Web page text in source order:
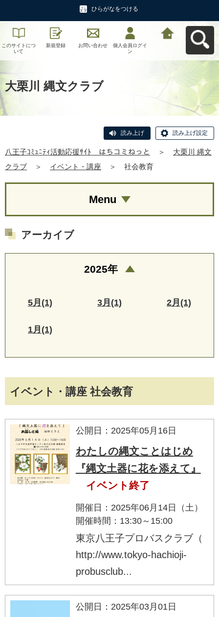
ひらがなをつける
このサイトにつ
いて
新規登録 お問い合わせ
個人会員ログイ
ン
大栗川 縄文クラブ
読み上げ 読み上げ設定
八王子ｺﾐｭﾆﾃｨ活動応援ｻｲﾄ はちコミねっと ＞
大栗川 縄文
クラブ
＞ イベント・講座 ＞ 社会教育
イベント・講座 社会教育
公開日：2025年05月16日
わたしの縄文ことはじめ
『縄文土器に花を添えて』
イベント終了
開催日：2025年06月14日（土）
開催時間：13:30～15:00
東京八王子プロバスクラブ（
http://www.tokyo-hachioji-
probusclub...
公開日：2025年03月01日
Menu
アーカイブ
2025年
5月(1) 3月(1) 2月(1)
1月(1)